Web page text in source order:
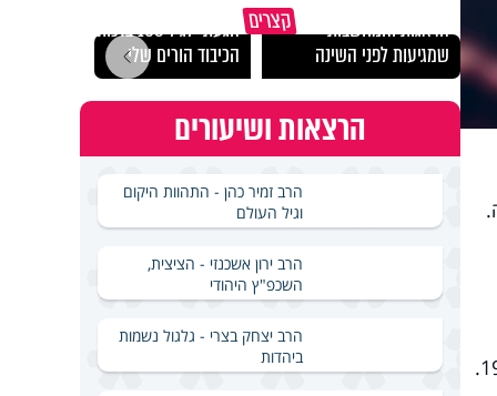
קצרים
הדאגות והמחשבות
שמגיעות לפני השינה
הגעתי לגיל 108 בזכות
הכיבוד הורים שלי
הרצאות ושיעורים
הרב זמיר כהן - התהוות היקום
וגיל העולם
הרב ירון אשכנזי - הציצית,
השכפ"ץ היהודי
הרב יצחק בצרי - גלגול נשמות
ביהדות